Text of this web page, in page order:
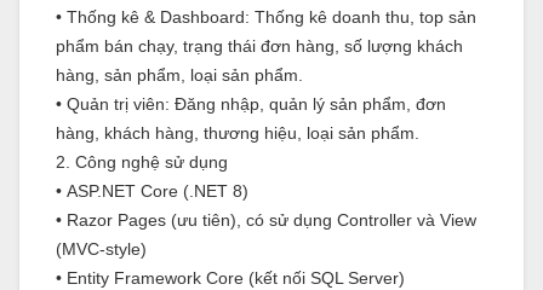
• Thống kê & Dashboard: Thống kê doanh thu, top sản
phẩm bán chạy, trạng thái đơn hàng, số lượng khách
hàng, sản phẩm, loại sản phẩm.
• Quản trị viên: Đăng nhập, quản lý sản phẩm, đơn
hàng, khách hàng, thương hiệu, loại sản phẩm.
2. Công nghệ sử dụng
• ASP.NET Core (.NET 8)
• Razor Pages (ưu tiên), có sử dụng Controller và View
(MVC-style)
• Entity Framework Core (kết nối SQL Server)